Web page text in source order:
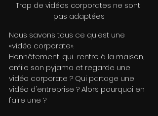
Trop de vidéos corporates ne sont
pas adaptées
Nous savons tous ce qu'est une
«vidéo corporate».
Honnêtement, qui  rentre à la maison,
enfile son pyjama et regarde une
vidéo corporate ? Qui partage une
vidéo d'entreprise ? Alors pourquoi en
faire une ?